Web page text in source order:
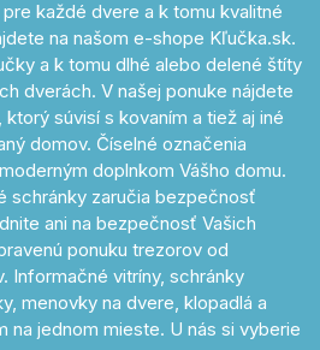
každé dvere a k tomu kvalitné
na našom e-shope Kľučka.sk.
a k tomu dlhé alebo delené štíty
dverách. V našej ponuke nájdete
súvisí s kovaním a tiež aj iné
domov. Číselné označenia
doplnkom Vášho domu.
schránky zaručia bezpečnosť
ani na bezpečnosť Vašich
ponuku trezorov od
Informačné vitríny, schránky
menovky na dvere, klopadlá a
na jednom mieste. U nás si vyberie